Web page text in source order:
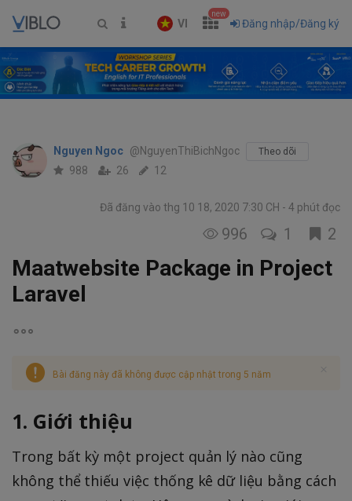
VI
new
Đăng nhập/Đăng ký
Nguyen Ngoc @NguyenThiBichNgoc Theo dõi
988 26 12
Đã đăng vào thg 10 18, 2020 7:30 CH 4 phút đọc
996 1 2
Maatwebsite Package in Project
Laravel
Bài đăng này đã không được cập nhật trong 5 năm
1. Giới thiệu
Trong bất kỳ một project quản lý nào cũng
không thể thiếu việc thống kê dữ liệu bằng cách